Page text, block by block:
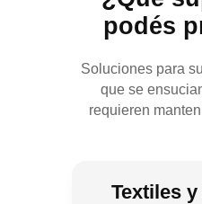
podés
Soluciones para
que se
requieren
Textiles